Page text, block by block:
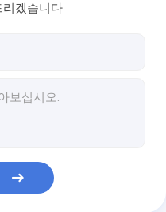
리겠습니다